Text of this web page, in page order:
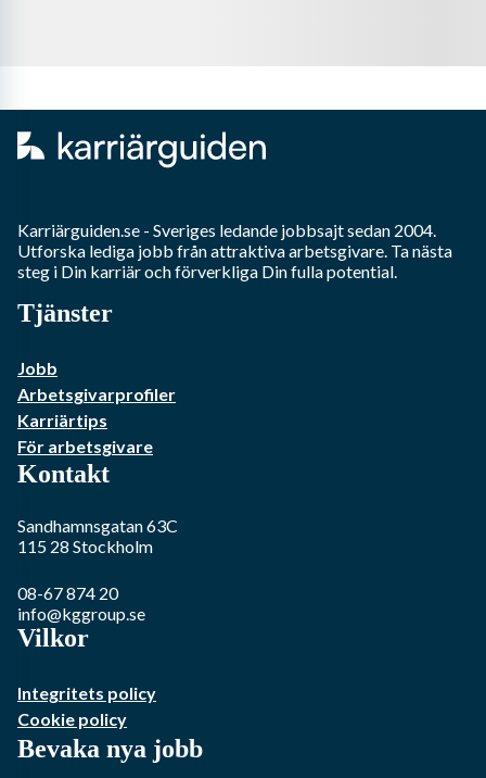
Karriärguiden.se - Sveriges ledande jobbsajt sedan 2004.
Utforska lediga jobb från attraktiva arbetsgivare. Ta nästa
steg i Din karriär och förverkliga Din fulla potential.
Tjänster
Jobb
Arbetsgivarprofiler
Karriärtips
För arbetsgivare
Kontakt
Sandhamnsgatan 63C
115 28 Stockholm
08-67 874 20
info@kggroup.se
Vilkor
Integritets policy
Cookie policy
Bevaka nya jobb